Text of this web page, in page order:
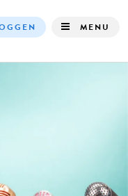
MENU